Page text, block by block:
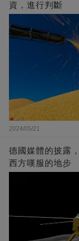
資，進行判斷
2024/05/21
德國媒體的披露
西方嘆服的地步